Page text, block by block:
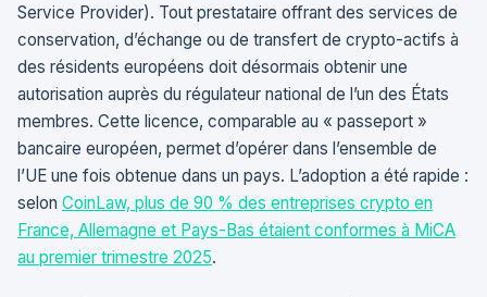
Service Provider). Tout prestataire offrant des services de
conservation, d’échange ou de transfert de crypto-actifs à
des résidents européens doit désormais obtenir une
autorisation auprès du régulateur national de l’un des États
membres. Cette licence, comparable au « passeport »
bancaire européen, permet d’opérer dans l’ensemble de
l’UE une fois obtenue dans un pays. L’adoption a été rapide :
selon CoinLaw, plus de 90 % des entreprises crypto en
France, Allemagne et Pays-Bas étaient conformes à MiCA
au premier trimestre 2025.